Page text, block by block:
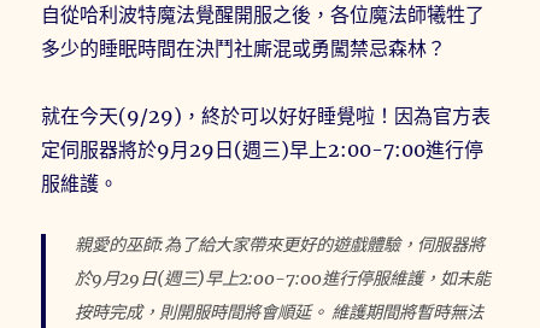
自從哈利波特魔法覺醒開服之後，各位魔法師犧牲了
多少的睡眠時間在決鬥社廝混或勇闖禁忌森林？
就在今天(9/29)，終於可以好好睡覺啦！因為官方表
定伺服器將於9月29日(週三)早上2:00-7:00進行停
服維護。
親愛的巫師:為了給大家帶來更好的遊戲體驗，伺服器將
於9月29日(週三)早上2:00-7:00進行停服維護，如未能
按時完成，則開服時間將會順延。 維護期間將暫時無法